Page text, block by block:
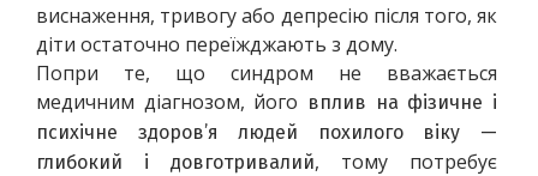
виснаження, тривогу або депресію після того, як
діти остаточно переїжджають з дому.
Попри те, що синдром не вважається
медичним діагнозом, його вплив на фізичне і
психічне здоров’я людей похилого віку —
глибокий і довготривалий, тому потребує